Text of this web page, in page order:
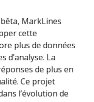
MarkLines
cette
plus de données
d’analyse. La
de plus en
Ce projet
l’évolution de